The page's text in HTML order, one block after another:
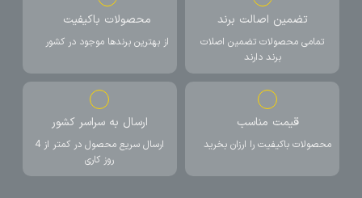
تضمین اصالت برند
تمامی محصولات تضمین اصلات
برند دارند
محصولات باکیفیت
از بهترین برندها موجود در کشور
قیمت مناسب
محصولات باکیفیت را ارزان بخرید
ارسال به سراسر کشور
ارسال سریع محصول در کمتر از 4
روز کاری